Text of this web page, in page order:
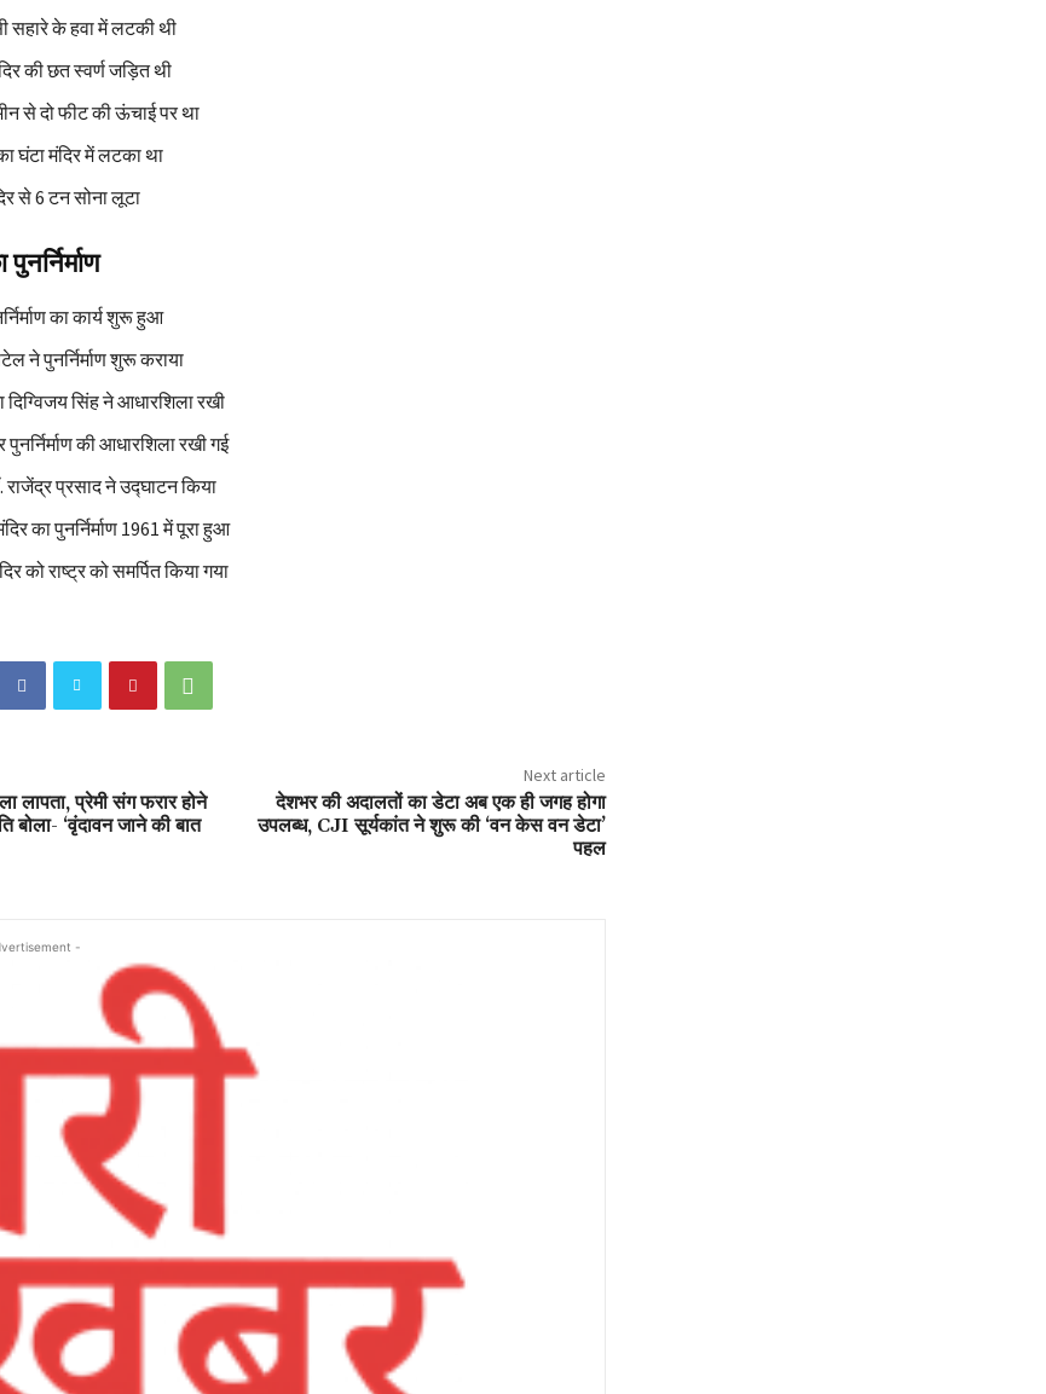
सहारे के हवा में लटकी थी
की छत स्वर्ण जड़ित थी
से दो फीट की ऊंचाई पर था
घंटा मंदिर में लटका था
से 6 टन सोना लूटा
का कार्य शुरू हुआ
ने पुनर्निर्माण शुरू कराया
दिग्विजय सिंह ने आधारशिला रखी
की आधारशिला रखी गई
राजेंद्र प्रसाद ने उद्घाटन किया
का पुनर्निर्माण 1961 में पूरा हुआ
को राष्ट्र को समर्पित किया गया
लापता, प्रेमी संग फरार होने
बोला- ‘वृंदावन जाने की बात
Next article
देशभर की अदालतों का डेटा अब एक ही जगह होगा
उपलब्ध, CJI सूर्यकांत ने शुरू की ‘वन केस वन डेटा’
पहल
-